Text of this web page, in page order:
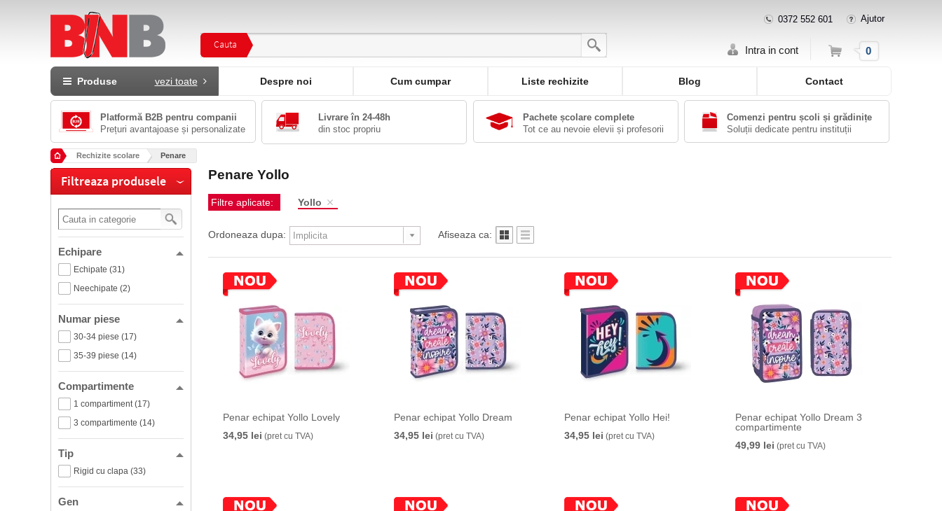
Cauta
0372 552 601 Ajutor
Intra in cont Cos 0
Produse vezi toate Despre noi Cum cumpar Liste rechizite Blog Contact
Platformă B2B pentru companii
Prețuri avantajoase și personalizate
Livrare în 24-48h
din stoc propriu
Pachete școlare complete
Tot ce au nevoie elevii și profesorii
Comenzi pentru școli și grădinițe
Soluții dedicate pentru instituții
Rechizite scolare Penare
Filtreaza produsele
Echipare
Echipate (31)
Neechipate (2)
Numar piese
30-34 piese (17)
35-39 piese (14)
Compartimente
1 compartiment (17)
3 compartimente (14)
Tip
Rigid cu clapa (33)
Gen
Penare Yollo
Filtre aplicate: Yollo
Ordoneaza dupa: Afiseaza ca:
Penar echipat Yollo Lovely
34,95 lei (pret cu TVA)
Penar echipat Yollo Dream
34,95 lei (pret cu TVA)
Penar echipat Yollo Hei!
34,95 lei (pret cu TVA)
Penar echipat Yollo Dream 3
compartimente
49,99 lei (pret cu TVA)